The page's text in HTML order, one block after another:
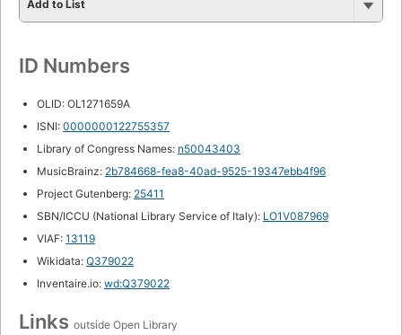
Add to List
ID Numbers
OLID: OL1271659A
ISNI: 0000000122755357
Library of Congress Names: n50043403
MusicBrainz: 2b784668-fea8-40ad-9525-19347ebb4f96
Project Gutenberg: 25411
SBN/ICCU (National Library Service of Italy): LO1V087969
VIAF: 13119
Wikidata: Q379022
Inventaire.io: wd:Q379022
Links outside Open Library